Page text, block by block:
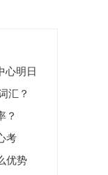
心明日
汇？
？
考
优势